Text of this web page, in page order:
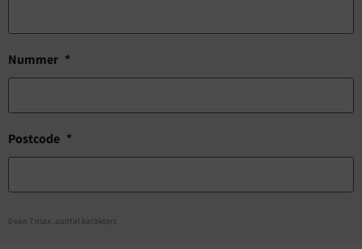
Nummer *
Postcode *
0 van 7 max. aantal karakters